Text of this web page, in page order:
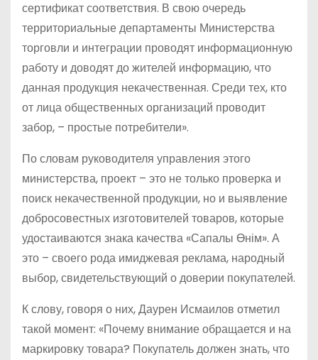
сертификат соответствия. В свою очередь
территориальные департаменты Министерства
торговли и интеграции проводят информационную
работу и доводят до жителей информацию, что
данная продукция некачественная. Среди тех, кто
от лица общественных организаций проводит
забор, – простые потребители».
По словам руководителя управления этого
министерства, проект – это не только проверка и
поиск некачественной продукции, но и выявление
добросовестных изготовителей товаров, которые
удостаиваются знака качества «Сапалы Өнім». А
это – своего рода имиджевая реклама, народный
выбор, свидетельствующий о доверии покупателей.
К слову, говоря о них, Даурен Исмаилов отметил
такой момент: «Почему внимание обращается и на
маркировку товара? Покупатель должен знать, что